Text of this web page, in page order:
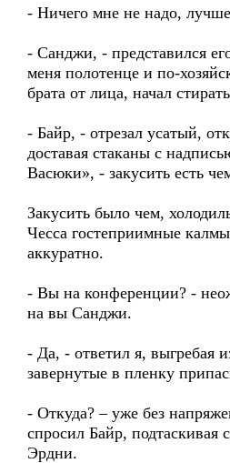
- Ничего мне не надо,
- Санджи, - представился
меня полотенце и по-
брата от лица, начал
- Байр, - отрезал усатый,
доставая стаканы с
Васюки», - закусить есть
Закусить было чем,
Чесса гостеприимные
аккуратно.
- Вы на конференции? -
на вы Санджи.
- Да, - ответил я, выгребая
завернутые в пленку
- Откуда? – уже без
спросил Байр, подтаскивая
Эрдни.